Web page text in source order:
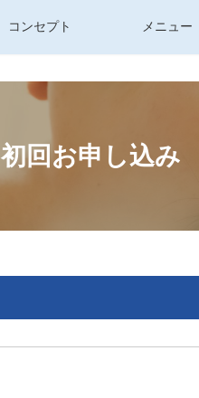
コンセプト メニュー
初回お申し込み